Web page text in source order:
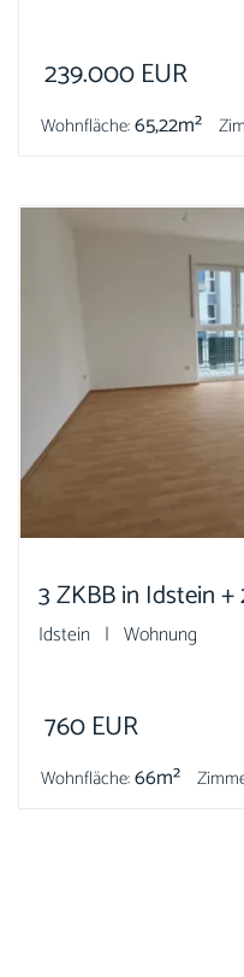
239.000EUR
Wohnfläche:65,22m²
3 ZKBB in Idstein
Idstein | Wohnung
760EUR
Wohnfläche:66m²